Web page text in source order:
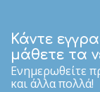
Κάντε
μάθετε τα
Eνημερωθείτε
και άλλα πολλά!